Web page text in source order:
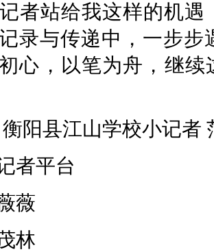
者站给我这样的机
录与传递中，一步
心，以笔为舟，继续
衡阳县江山学校小记
者平台
薇
林